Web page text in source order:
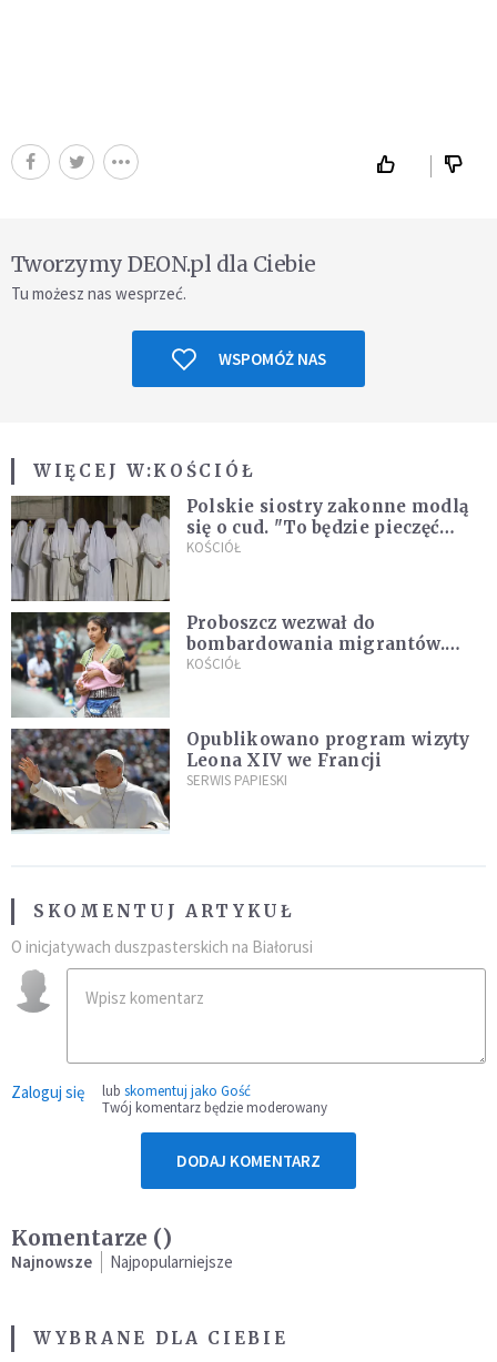
Tworzymy DEON.pl dla Ciebie
Tu możesz nas wesprzeć.
WSPOMÓŻ NAS
WIĘCEJ W:KOŚCIÓŁ
Polskie siostry zakonne modlą
się o cud. "To będzie pieczęć
Pana Boga dla naszej wiary"
KOŚCIÓŁ
Proboszcz wezwał do
bombardowania migrantów.
"Masowy ogień przeciwko
KOŚCIÓŁ
Opublikowano program wizyty
Leona XIV we Francji
SERWIS PAPIESKI
SKOMENTUJ ARTYKUŁ
O inicjatywach duszpasterskich na Białorusi
Zaloguj się lub skomentuj jako Gość
Twój komentarz będzie moderowany
DODAJ KOMENTARZ
Komentarze ()
Najnowsze Najpopularniejsze
WYBRANE DLA CIEBIE